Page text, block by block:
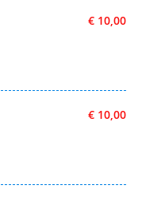
€ 10,00
€ 10,00